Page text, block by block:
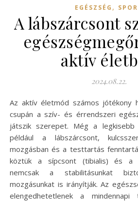
EGÉSZSÉG ,
A lábszárcsont
aktív
2024.08.22.
Az aktív életmód számos jótékony hatással bír, de nem
csupán a szív- és érrendszeri
játszik szerepet. Még a
például a lábszárcsont,
mozgásban és a testtartás
köztük a sípcsont (tibialis) és a
nemcsak a stabilitásunkat
mozgásunkat is irányítják. Az
elengedhetetlenek a mindennapi